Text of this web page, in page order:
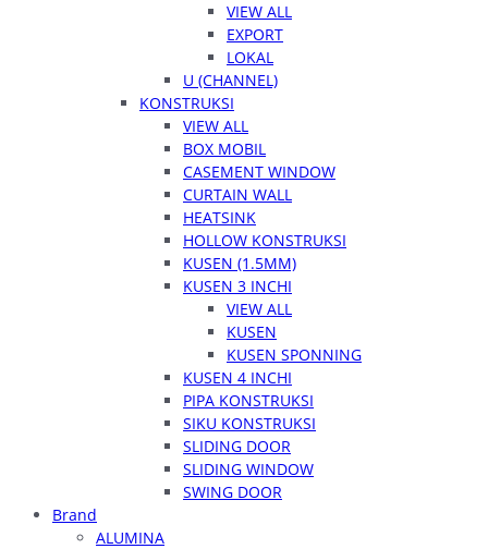
VIEW ALL
EXPORT
LOKAL
U (CHANNEL)
KONSTRUKSI
VIEW ALL
BOX MOBIL
CASEMENT WINDOW
CURTAIN WALL
HEATSINK
HOLLOW KONSTRUKSI
KUSEN (1.5MM)
KUSEN 3 INCHI
VIEW ALL
KUSEN
KUSEN SPONNING
KUSEN 4 INCHI
PIPA KONSTRUKSI
SIKU KONSTRUKSI
SLIDING DOOR
SLIDING WINDOW
SWING DOOR
Brand
ALUMINA